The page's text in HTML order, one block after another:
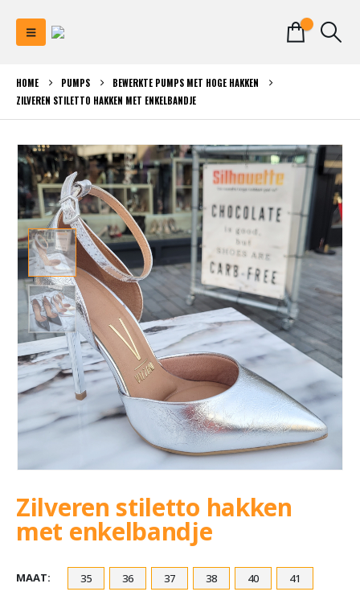
HOME PUMPS
BEWERKTE PUMPS MET HOGE HAKKEN
ZILVEREN STILETTO HAKKEN MET ENKELBANDJE
Zilveren stiletto hakken
met enkelbandje
MAAT 35 36 37 38 40 41